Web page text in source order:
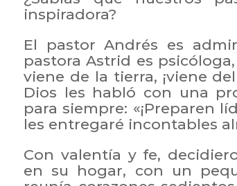
inspiradora?
El pastor Andrés es
pastora Astrid es
viene de la tierra, ¡viene
Dios les habló con una
para siempre: «¡Preparen
les entregaré incontables
Con valentía y fe,
en su hogar, con un